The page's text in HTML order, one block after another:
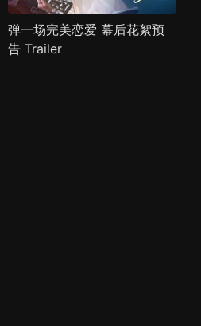
弹一场完美恋爱 幕后花絮预
告 Trailer